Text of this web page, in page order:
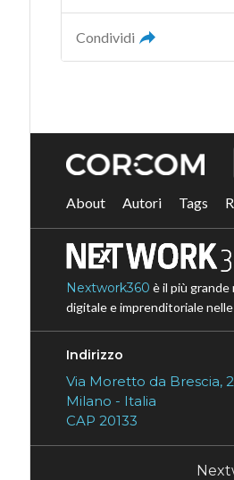
Condividi
About Autori Tags
Nextwork360 è il più
digitale e imprenditoriale
Indirizzo
Via Moretto da Brescia,
Milano - Italia
CAP 20133